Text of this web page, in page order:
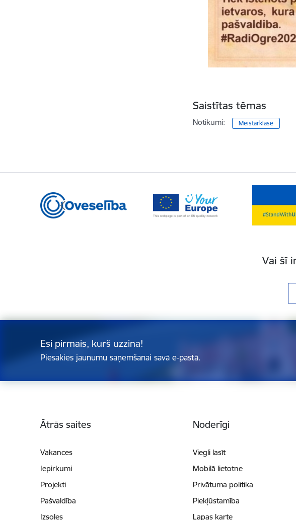
Saistītas tēmas
Notikumi: Meistarklase
Vai šī
Esi pirmais, kurš uzzina!
Piesakies jaunumu saņemšanai savā e-pastā.
Ātrās saites
Vakances
Iepirkumi
Projekti
Pašvaldība
Izsoles
Noderīgi
Viegli lasīt
Mobilā lietotne
Privātuma politika
Piekļūstamība
Lapas karte